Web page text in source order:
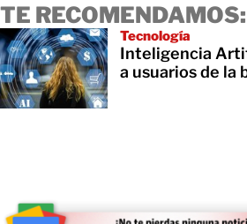
TE RECOMENDAMOS:
Tecnología
Inteligencia
a usuarios de la